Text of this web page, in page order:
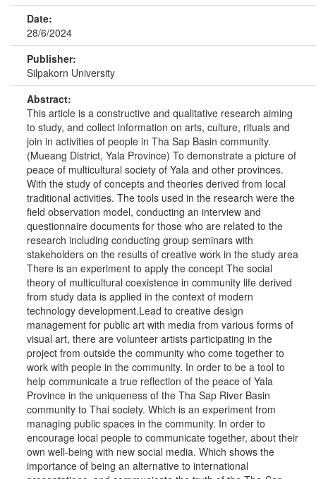
Date:
28/6/2024
Publisher:
Silpakorn University
Abstract:
This article is a constructive and qualitative research aiming
to study, and collect information on arts, culture, rituals and
join in activities of people in Tha Sap Basin community.
(Mueang District, Yala Province) To demonstrate a picture of
peace of multicultural society of Yala and other provinces.
With the study of concepts and theories derived from local
traditional activities. The tools used in the research were the
field observation model, conducting an interview and
questionnaire documents for those who are related to the
research including conducting group seminars with
stakeholders on the results of creative work in the study area
There is an experiment to apply the concept The social
theory of multicultural coexistence in community life derived
from study data is applied in the context of modern
technology development.Lead to creative design
management for public art with media from various forms of
visual art, there are volunteer artists participating in the
project from outside the community who come together to
work with people in the community. In order to be a tool to
help communicate a true reflection of the peace of Yala
Province in the uniqueness of the Tha Sap River Basin
community to Thai society. Which is an experiment from
managing public spaces in the community. In order to
encourage local people to communicate together, about their
own well-being with new social media. Which shows the
importance of being an alternative to international